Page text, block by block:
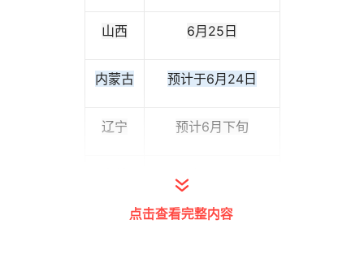
山西 6月25日
内蒙古 预计于6月24日
辽宁 预计6月下旬
预计6月25日
黑龙江 6月25日左右
点击查看完整内容